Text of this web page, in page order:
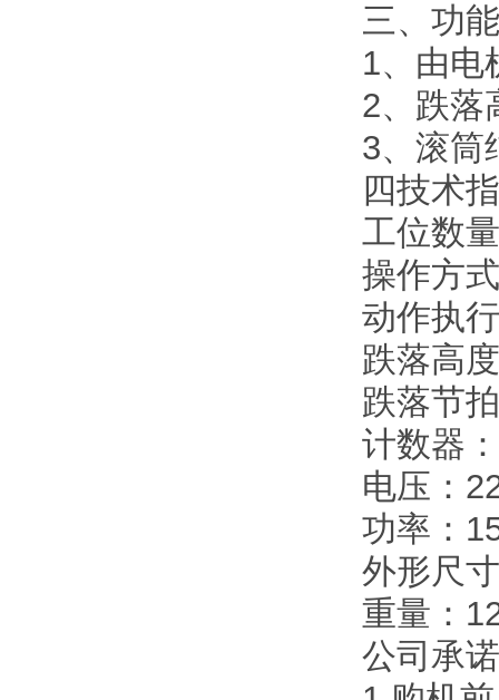
三、功
1、由电
2、跌落
3、滚筒
四技术
工位数
操作方
动作执
跌落高
跌落节
计数器
电压：
功率：
外形尺
重量：
公司承